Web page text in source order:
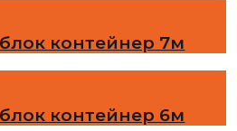
контейнер 7м
контейнер 6м